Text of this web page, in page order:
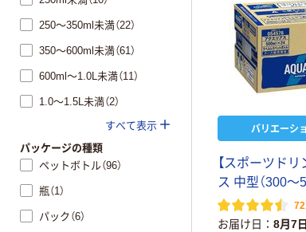
バリエーシ
【スポーツド
ス 中型（300～
お届け日 8月7
250～350ml未満（22）
350～600ml未満（61）
600ml～1.0L未満（11）
1.0～1.5L未満（2）
すべて表示
パッケージの種類
ペットボトル（96）
瓶（1）
パック（6）